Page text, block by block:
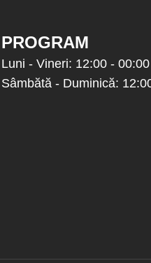
PROGRAM
Luni - Vineri: 12:00 - 00:00
Sâmbătă - Duminică: